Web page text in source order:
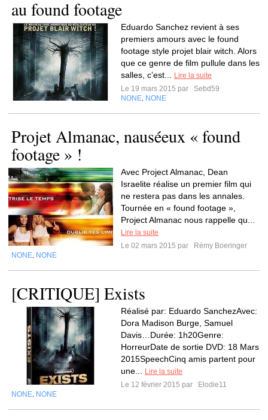
au found footage
Eduardo Sanchez revient à ses
premiers amours avec le found
footage style projet blair witch. Alors
que ce genre de film pullule dans les
salles, c’est...
Lire la suite
Le 19 mars 2015 par
Sebd59
NONE NONE
Projet Almanac, nauséeux « found
footage » !
Avec Project Almanac, Dean
Israelite réalise un premier film qui
ne restera pas dans les annales.
Tournée en « found footage »,
Project Almanac nous rappelle qu...
Lire la suite
Le 02 mars 2015 par
Rémy Boeringer
NONE NONE
[CRITIQUE] Exists
Réalisé par: Eduardo SanchezAvec:
Dora Madison Burge, Samuel
Davis…Durée: 1h20Genre:
HorreurDate de sortie DVD: 18 Mars
2015SpeechCinq amis partent pour
une...
Lire la suite
Le 12 février 2015 par
Elodie11
NONE NONE